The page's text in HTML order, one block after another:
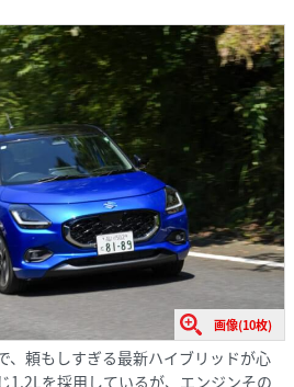
画像(10枚)
、頼もしすぎる最新ハイブリッドが心
1.2Lを採用しているが、エンジンその